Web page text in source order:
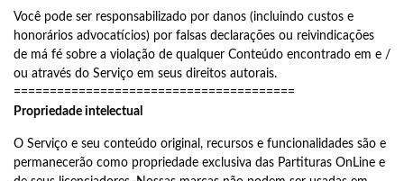
Você pode ser responsabilizado por danos (incluindo custos e
honorários advocatícios) por falsas declarações ou reivindicações
de má fé sobre a violação de qualquer Conteúdo encontrado em e /
ou através do Serviço em seus direitos autorais.
=======================================
Propriedade intelectual
O Serviço e seu conteúdo original, recursos e funcionalidades são e
permanecerão como propriedade exclusiva das Partituras OnLine e